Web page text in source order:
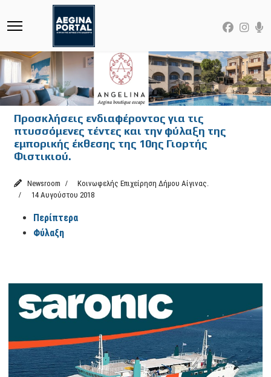
Προσκλήσεις ενδιαφέροντος για τις
πτυσσόμενες τέντες και την φύλαξη της
εμπορικής έκθεσης της 10ης Γιορτής
Φιστικιού.
Newsroom
Κοινωφελής Επιχείρηση Δήμου Αίγινας.
14 Αυγούστου 2018
Περίπτερα
Φύλαξη